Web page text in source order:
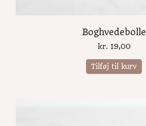
Boghvedebolle
kr. 19,00
Tilføj til kurv